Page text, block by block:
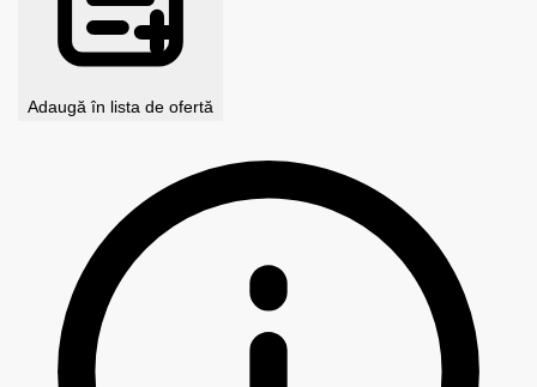
Adaugă în lista de ofertă